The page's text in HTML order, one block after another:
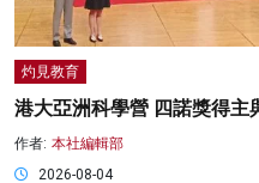
灼見教育
港大亞洲科學營 四諾獎得主
作者: 本社編輯部
2026-08-04